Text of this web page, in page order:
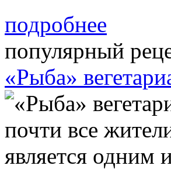
подробнее
популярный
«Рыба»
почти все
является одним